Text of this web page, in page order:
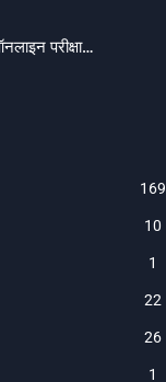
परीक्षा…
10
1
22
26
1